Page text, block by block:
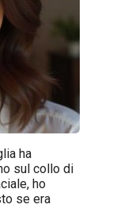
ha
sul collo di
ho
se era